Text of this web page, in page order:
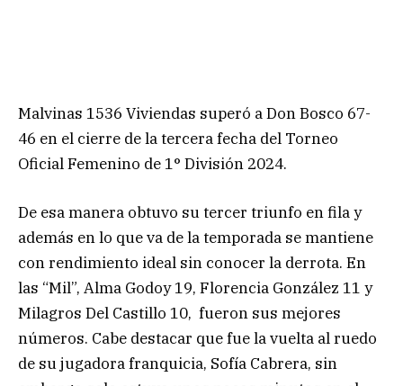
Malvinas 1536 Viviendas superó a Don Bosco 67-
46 en el cierre de la tercera fecha del Torneo
Oficial Femenino de 1° División 2024.
De esa manera obtuvo su tercer triunfo en fila y
además en lo que va de la temporada se mantiene
con rendimiento ideal sin conocer la derrota. En
las “Mil”, Alma Godoy 19, Florencia González 11 y
Milagros Del Castillo 10, fueron sus mejores
números. Cabe destacar que fue la vuelta al ruedo
de su jugadora franquicia, Sofía Cabrera, sin